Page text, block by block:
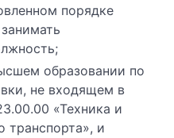
порядке
образовании по
не входящем в
«Техника и
транспорта», и